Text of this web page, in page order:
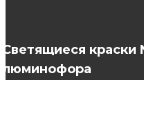
Светящиеся краски
люминофора